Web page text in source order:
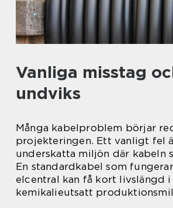
Vanliga misstag
undviks
Många kabelproblem börjar
projekteringen. Ett vanligt fel
underskatta miljön där kabeln
En standardkabel som
elcentral kan få kort livslängd
kemikalieutsatt